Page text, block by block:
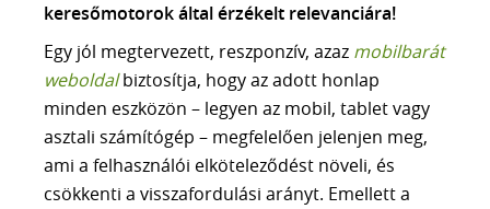
keresőmotorok által érzékelt relevanciára!
Egy jól megtervezett, reszponzív, azaz mobilbarát
weboldalbiztosítja, hogy az adott honlap
minden eszközön – legyen az mobil, tablet vagy
asztali számítógép – megfelelően jelenjen meg,
ami a felhasználói elköteleződést növeli, és
csökkenti a visszafordulási arányt. Emellett a